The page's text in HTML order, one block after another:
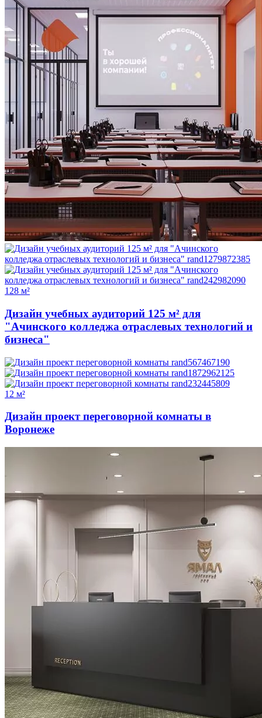
128 м²
Дизайн учебных аудиторий 125 м² для
"Ачинского колледжа отраслевых технологий и
бизнеса"
12 м²
Дизайн проект переговорной комнаты в
Воронеже